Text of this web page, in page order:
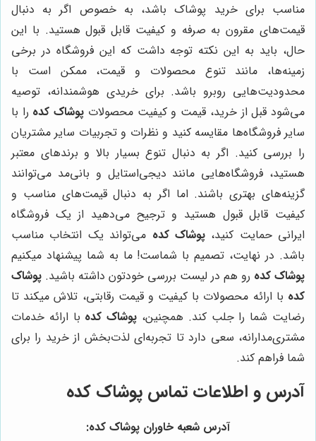
مناسب برای خرید پوشاک باشد، به خصوص اگر به دنبال
قیمت‌های مقرون به صرفه و کیفیت قابل قبول هستید. با این
حال، باید به این نکته توجه داشت که این فروشگاه در برخی
زمینه‌ها، مانند تنوع محصولات و قیمت، ممکن است با
محدودیت‌هایی روبرو باشد. برای خریدی هوشمندانه، توصیه
می‌شود قبل از خرید، قیمت و کیفیت محصولات پوشاک کده را با
سایر فروشگاه‌ها مقایسه کنید و نظرات و تجربیات سایر مشتریان
را بررسی کنید. اگر به دنبال تنوع بسیار بالا و برندهای معتبر
هستید، فروشگاه‌هایی مانند دیجی‌استایل و بانی‌مد می‌توانند
گزینه‌های بهتری باشند. اما اگر به دنبال قیمت‌های مناسب و
کیفیت قابل قبول هستید و ترجیح می‌دهید از یک فروشگاه
ایرانی حمایت کنید،پوشاک کده می‌تواند یک انتخاب مناسب
باشد. در نهایت، تصمیم با شماست! ما به شما پیشنهاد میکنیم
پوشاک کده رو هم در لیست بررسی خودتون داشته باشید. پوشاک
کده با ارائه محصولات با کیفیت و قیمت رقابتی، تلاش میکند تا
رضایت شما را جلب کند. همچنین، پوشاک کده با ارائه خدمات
مشتری‌مدارانه، سعی دارد تا تجربه‌ای لذت‌بخش از خرید را برای
شما فراهم کند.
آدرس و اطلاعات تماس پوشاک کده
آدرس شعبه خاوران پوشاک کده: